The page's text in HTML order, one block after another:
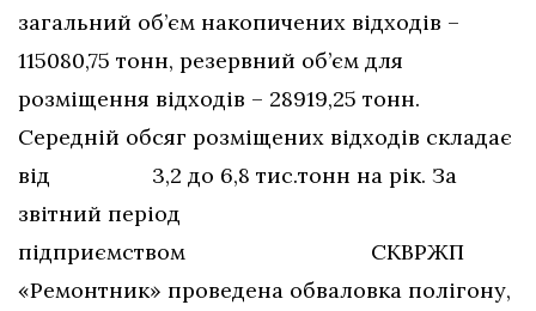
загальний об’єм накопичених відходів –
115080,75 тонн, резервний об’єм для
розміщення відходів – 28919,25 тонн.
Середній обсяг розміщених відходів складає
від 3,2 до 6,8 тис.тонн на рік. За
звітний період
підприємством СКВРЖП
«Ремонтник» проведена обваловка полігону,